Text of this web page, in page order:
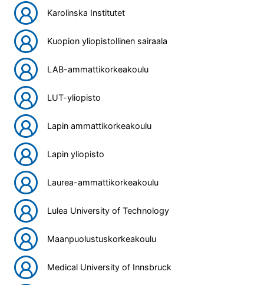
Karolinska Institutet
Kuopion yliopistollinen sairaala
LAB-ammattikorkeakoulu
LUT-yliopisto
Lapin ammattikorkeakoulu
Lapin yliopisto
Laurea-ammattikorkeakoulu
Lulea University of Technology
Maanpuolustuskorkeakoulu
Medical University of Innsbruck